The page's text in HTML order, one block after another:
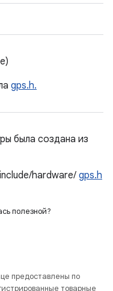
gps.h.
была создана из
hardware/ gps.h
полезной?
предоставлены по
товарные